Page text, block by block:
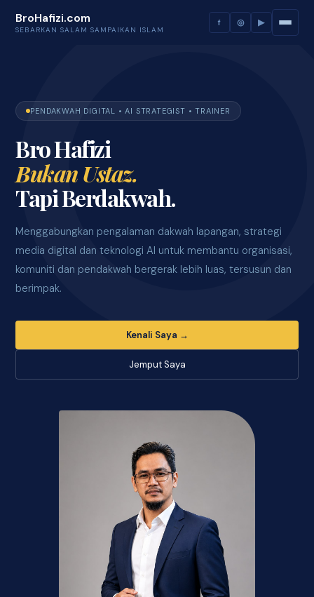
BroHafizi.com
SEBARKAN SALAM SAMPAIKAN ISLAM
f ◎ ▶
PENDAKWAH DIGITAL • AI STRATEGIST • TRAINER
Bro Hafizi
Bukan Ustaz.
Tapi Berdakwah.
Menggabungkan pengalaman dakwah lapangan, strategi
media digital dan teknologi AI untuk membantu organisasi,
komuniti dan pendakwah bergerak lebih luas, tersusun dan
berimpak.
Kenali Saya →
Jemput Saya